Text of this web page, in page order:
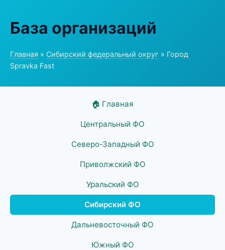
База организаций
Главная » Сибирский федеральный округ » Город
Spravka Fast
🏠 Главная
Центральный ФО
Северо-Западный ФО
Приволжский ФО
Уральский ФО
Сибирский ФО
Дальневосточный ФО
Южный ФО